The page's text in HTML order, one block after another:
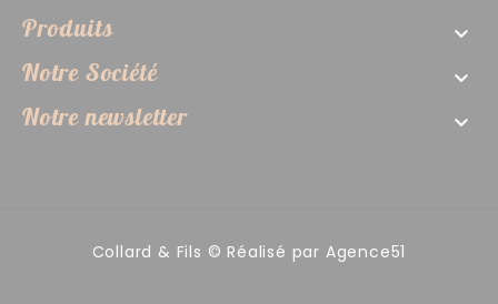
Produits 
Notre Société 
Notre newsletter 
Collard & Fils © Réalisé par Agence51